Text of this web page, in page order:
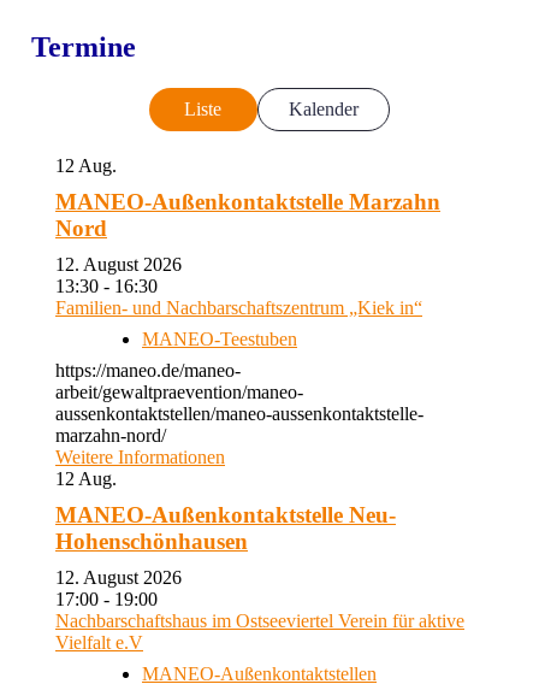
Termine
Liste Kalender
12 Aug.
MANEO-Außenkontaktstelle Marzahn
Nord
12. August 2026
13:30 - 16:30
Familien- und Nachbarschaftszentrum „Kiek in“
MANEO-Teestuben
https://maneo.de/maneo-
arbeit/gewaltpraevention/maneo-
aussenkontaktstellen/maneo-aussenkontaktstelle-
marzahn-nord/
Weitere Informationen
12 Aug.
MANEO-Außenkontaktstelle Neu-
Hohenschönhausen
12. August 2026
17:00 - 19:00
Nachbarschaftshaus im Ostseeviertel Verein für aktive
Vielfalt e.V
MANEO-Außenkontaktstellen